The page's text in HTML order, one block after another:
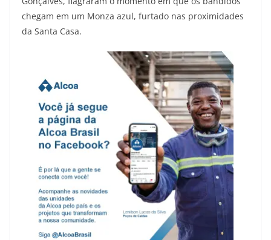
chegam em um Monza azul, furtado nas proximidades
da Santa Casa.